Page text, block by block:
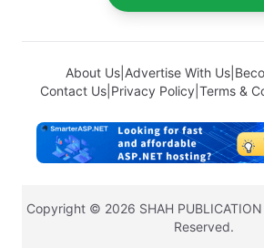
About Us| Advertise With Us|
Contact Us Privacy Policy Terms &
Copyright © 2026 SHAH PUBLICATION
Reserved.